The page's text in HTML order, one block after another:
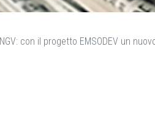
INGV: con il progetto EMSODEV un